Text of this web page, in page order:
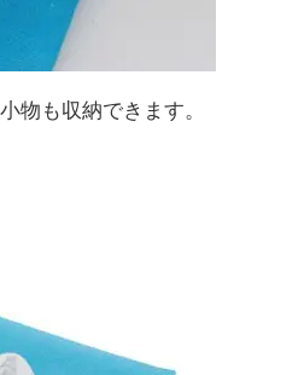
物も収納できます。